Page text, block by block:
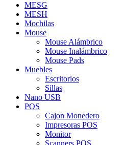
MESG
MESH
Mochilas
Mouse
Mouse Alámbrico
Mouse Inalámbrico
Mouse Pads
Muebles
Escritorios
Sillas
Nano USB
POS
Cajon Monedero
Impresoras POS
Monitor
Scanners POS